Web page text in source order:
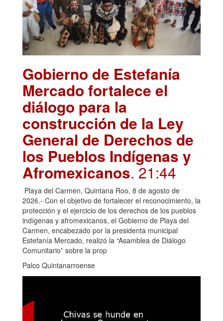
Gobierno de Estefanía
Mercado fortalece el
diálogo para la
construcción de la Ley
General de Derechos de
los Pueblos Indígenas y
Afromexicanos. 21:44
Playa del Carmen, Quintana Roo, 8 de agosto de
2026.- Con el objetivo de fortalecer el reconocimiento, la
protección y el ejercicio de los derechos de los pueblos
indígenas y afromexicanos, el Gobierno de Playa del
Carmen, encabezado por la presidenta municipal
Estefanía Mercado, realizó la “Asamblea de Diálogo
Comunitario” sobre la prop
Palco Quintanarroense